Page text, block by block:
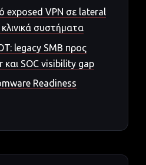
exposed VPN σε lateral
συστήματα
legacy SMB προς
SOC visibility gap
Readiness